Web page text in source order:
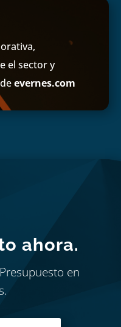
el sector y
deevernes.com
ahora.
en